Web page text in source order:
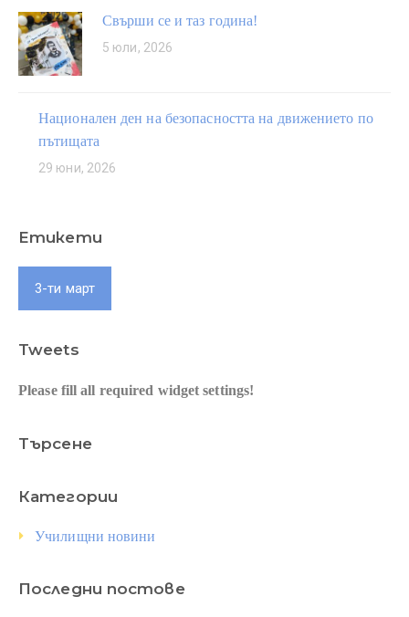
Свърши се и таз година!
5 юли, 2026
Национален ден на безопасността на движението по
пътищата
29 юни, 2026
Етикети
3-ти март
Tweets
Please fill all required widget settings!
Търсене
Категории
Училищни новини
Последни постове